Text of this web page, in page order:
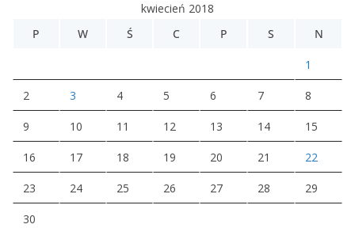
kwiecień 2018
P
W Ś C P S N
1
2 3 4 5 6 7 8
9 10 11 12 13 14 15
16 17 18 19 20 21 22
23 24 25 26 27 28 29
30